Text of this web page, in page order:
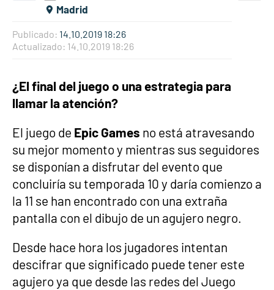
Madrid
Publicado: 14.10.2019 18:26
Actualizado: 14.10.2019 18:26
¿El final del juego o una estrategia para
llamar la atención?
El juego de Epic Games no está atravesando
su mejor momento y mientras sus seguidores
se disponían a disfrutar del evento que
concluiría su temporada 10 y daría comienzo a
la 11 se han encontrado con una extraña
pantalla con el dibujo de un agujero negro.
Desde hace hora los jugadores intentan
descifrar que significado puede tener este
agujero ya que desde las redes del Juego